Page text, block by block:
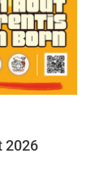
2026